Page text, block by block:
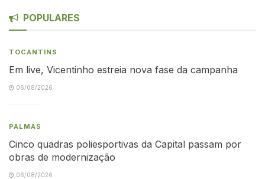
POPULARES
TOCANTINS
Em live, Vicentinho estreia nova fase da campanha
06/08/2026
PALMAS
Cinco quadras poliesportivas da Capital passam por
obras de modernização
06/08/2026